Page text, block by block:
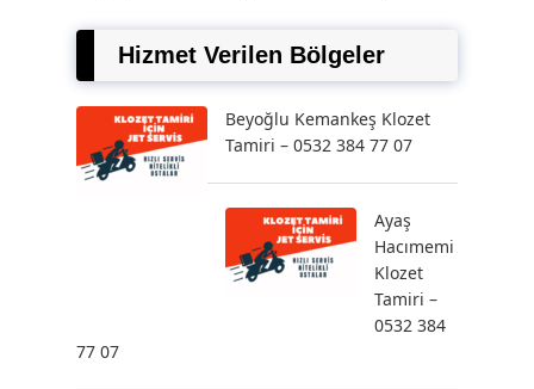
Hizmet Verilen Bölgeler
Beyoğlu Kemankeş Klozet
Tamiri – 0532 384 77 07
Ayaş
Hacımemi
Klozet
Tamiri –
0532 384
77 07